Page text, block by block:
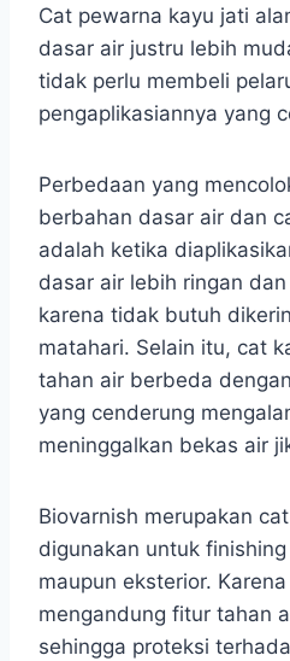
Cat pewarna kayu jati
dasar air justru lebih
tidak perlu membeli
pengaplikasiannya yang
Perbedaan yang
berbahan dasar air dan
adalah ketika
dasar air lebih ringan
karena tidak butuh
matahari. Selain itu, cat
tahan air berbeda
yang cenderung
meninggalkan bekas air
Biovarnish merupakan
digunakan untuk
maupun eksterior.
mengandung fitur tahan
sehingga proteksi